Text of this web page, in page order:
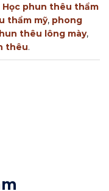
Học phun thêu thẩm
thẩm mỹ, phong
thêu lông mày,
thêu.